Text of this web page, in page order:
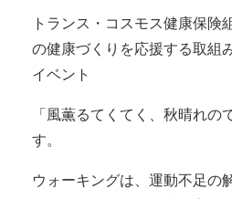
トランス・コスモス健康保険
の健康づくりを応援する取組
イベント
「風薫るてくてく、秋晴れの
す。
ウォーキングは、運動不足の